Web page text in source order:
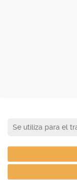
Se utiliza para el